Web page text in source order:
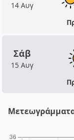
14 Αυγ
Σάβ
15 Αυγ